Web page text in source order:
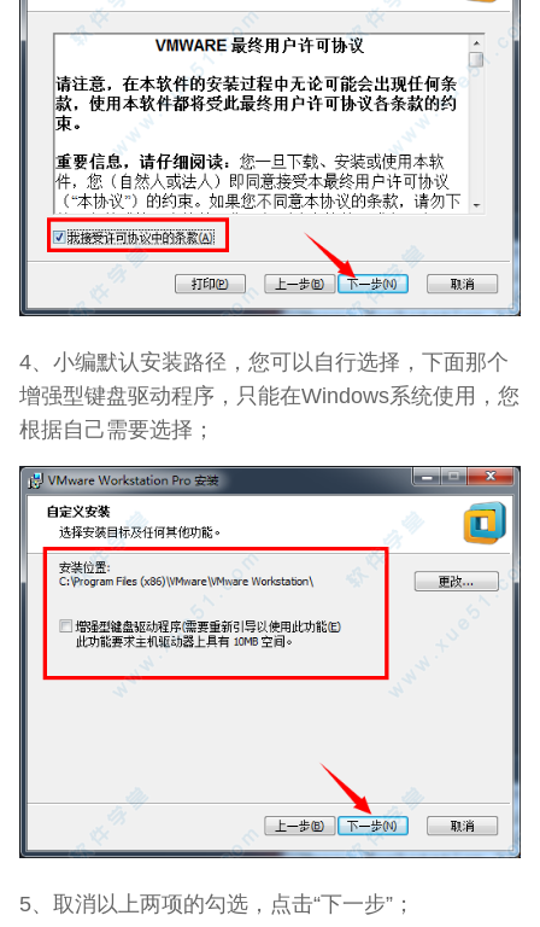
4、小编默认安装路径，您可以自行选择，下面那个
增强型键盘驱动程序，只能在Windows系统使用，您
根据自己需要选择；
5、取消以上两项的勾选，点击“下一步”；